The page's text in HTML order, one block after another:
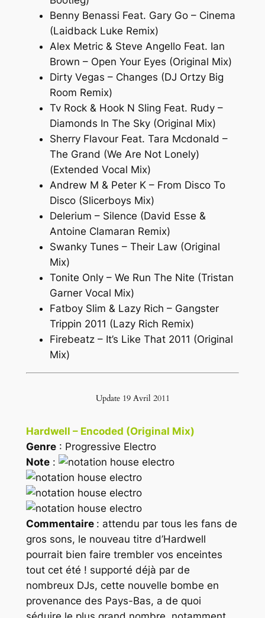
Benny Benassi Feat. Gary Go – Cinema
(Laidback Luke Remix)
Alex Metric & Steve Angello Feat. Ian
Brown – Open Your Eyes (Original Mix)
Dirty Vegas – Changes (DJ Ortzy Big
Room Remix)
Tv Rock & Hook N Sling Feat. Rudy –
Diamonds In The Sky (Original Mix)
Sherry Flavour Feat. Tara Mcdonald –
The Grand (We Are Not Lonely)
(Extended Vocal Mix)
Andrew M & Peter K – From Disco To
Disco (Slicerboys Mix)
Delerium – Silence (David Esse &
Antoine Clamaran Remix)
Swanky Tunes – Their Law (Original
Mix)
Tonite Only – We Run The Nite (Tristan
Garner Vocal Mix)
Fatboy Slim & Lazy Rich – Gangster
Trippin 2011 (Lazy Rich Remix)
Firebeatz – It’s Like That 2011 (Original
Mix)
Update 19 Avril 2011
Hardwell – Encoded (Original Mix)
Genre: Progressive Electro
Note:
Commentaire : attendu par tous les fans de
gros sons, le nouveau titre d’Hardwell
pourrait bien faire trembler vos enceintes
tout cet été ! supporté déjà par de
nombreux DJs, cette nouvelle bombe en
provenance des Pays-Bas, a de quoi